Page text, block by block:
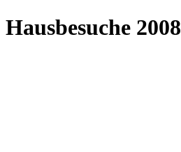
Hausbesuche 2008